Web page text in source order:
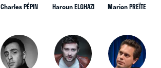
Charles PÉPIN Haroun ELGHAZI Marion PREÏTE